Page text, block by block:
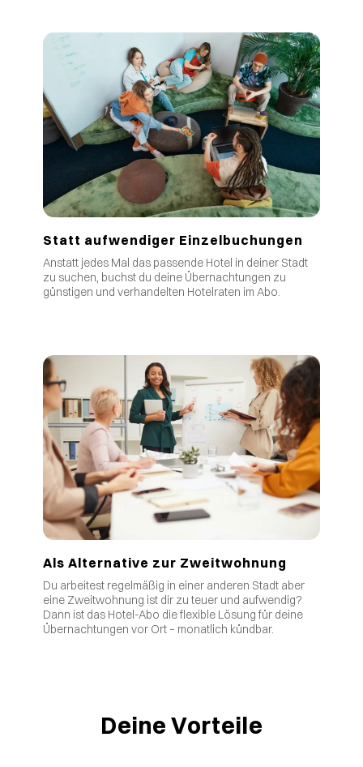
Statt aufwendiger Einzelbuchungen
Anstatt jedes Mal das passende Hotel in deiner Stadt
zu suchen, buchst du deine Übernachtungen zu
günstigen und verhandelten Hotelraten im Abo.
Als Alternative zur Zweitwohnung
Du arbeitest regelmäßig in einer anderen Stadt aber
eine Zweitwohnung ist dir zu teuer und aufwendig?
Dann ist das Hotel-Abo die flexible Lösung für deine
Übernachtungen vor Ort – monatlich kündbar.
Deine Vorteile